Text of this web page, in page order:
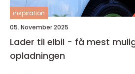
inspiration
05. November 2025
Lader til elbil - få mest
opladningen